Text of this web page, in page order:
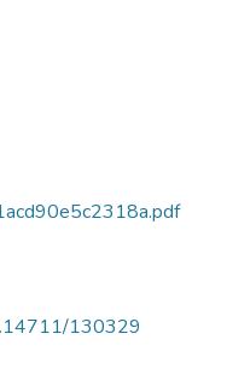
130329